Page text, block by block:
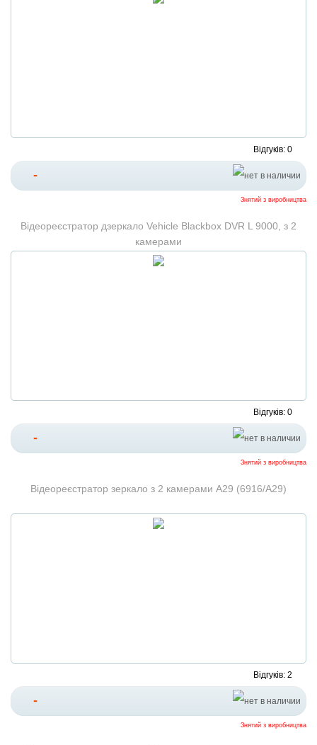
Відгуків: 0
-
Знятий з виробництва
Відеореєстратор дзеркало Vehicle Blackbox DVR L 9000, з 2
камерами
Відгуків: 0
-
Знятий з виробництва
Відеореєстратор зеркало з 2 камерами А29 (6916/А29)
Відгуків: 2
-
Знятий з виробництва